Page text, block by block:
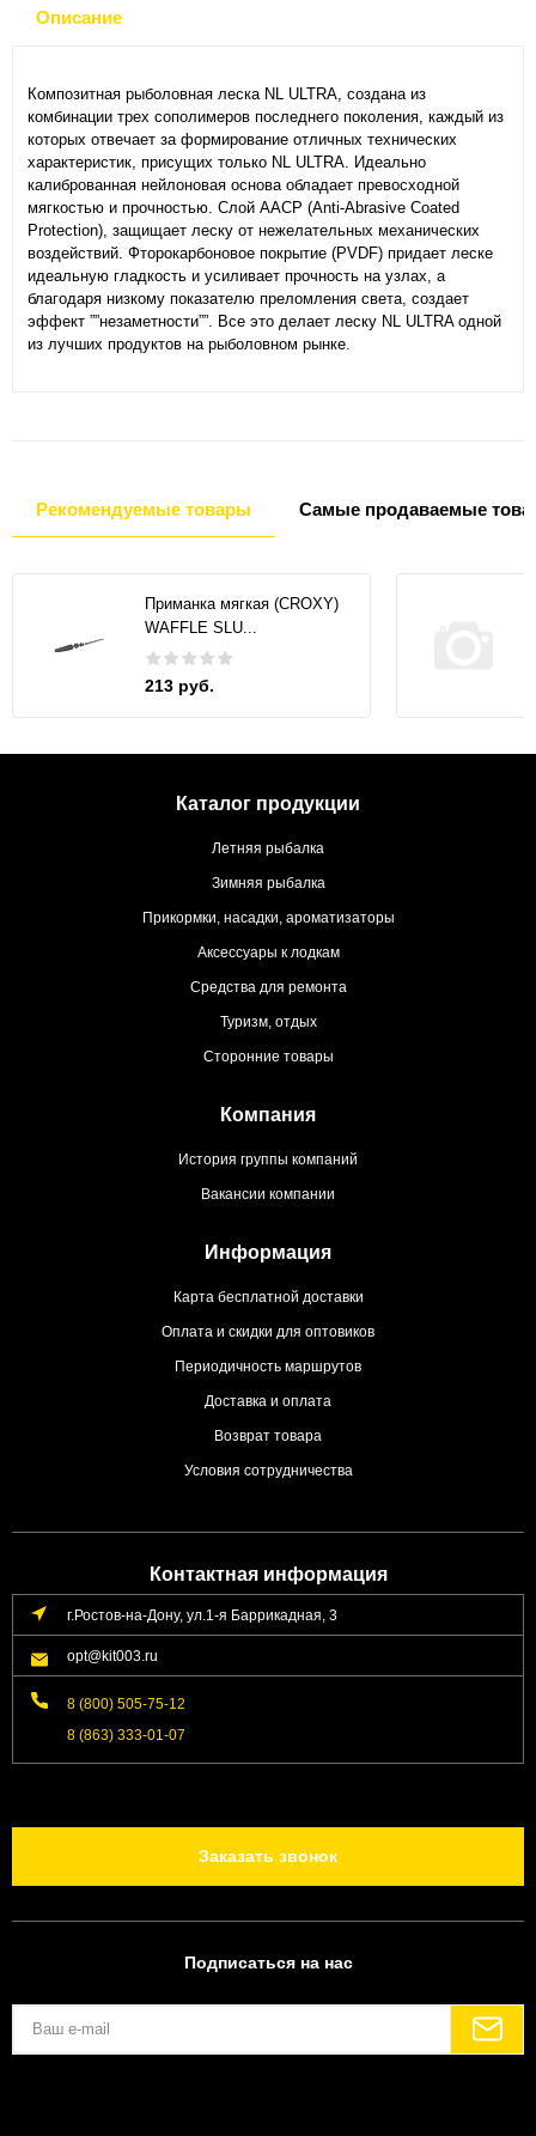
Описание
Композитная рыболовная леска NL ULTRA, создана из
комбинации трех сополимеров последнего поколения, каждый из
которых отвечает за формирование отличных технических
характеристик, присущих только NL ULTRA. Идеально
калиброванная нейлоновая основа обладает превосходной
мягкостью и прочностью. Слой AACP (Anti-Abrasive Coated
Protection), защищает леску от нежелательных механических
воздействий. Фторокарбоновое покрытие (PVDF) придает леске
идеальную гладкость и усиливает прочность на узлах, а
благодаря низкому показателю преломления света, создает
эффект ””незаметности””. Все это делает леску NL ULTRA одной
из лучших продуктов на рыболовном рынке.
Рекомендуемые товары Самые продаваемые
Приманка мягкая (CROXY)
WAFFLE SLU...
213 руб.
Каталог продукции
Летняя рыбалка
Зимняя рыбалка
Прикормки, насадки, ароматизаторы
Аксессуары к лодкам
Средства для ремонта
Туризм, отдых
Сторонние товары
Компания
История группы компаний
Вакансии компании
Информация
Карта бесплатной доставки
Оплата и скидки для оптовиков
Периодичность маршрутов
Доставка и оплата
Возврат товара
Условия сотрудничества
Контактная информация
г.Ростов-на-Дону, ул.1-я Баррикадная, 3
opt@kit003.ru
8 (800) 505-75-12
8 (863) 333-01-07
Заказать звонок
Подписаться на нас